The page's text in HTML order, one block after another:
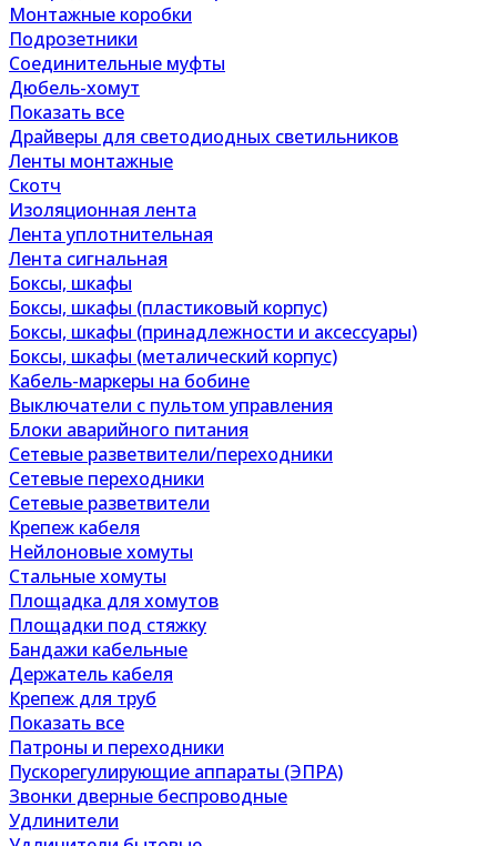
Монтажные коробки
Подрозетники
Соединительные муфты
Дюбель-хомут
Показать все
Драйверы для светодиодных светильников
Ленты монтажные
Скотч
Изоляционная лента
Лента уплотнительная
Лента сигнальная
Боксы, шкафы
Боксы, шкафы (пластиковый корпус)
Боксы, шкафы (принадлежности и аксессуары)
Боксы, шкафы (металический корпус)
Кабель-маркеры на бобине
Выключатели с пультом управления
Блоки аварийного питания
Сетевые разветвители/переходники
Сетевые переходники
Сетевые разветвители
Крепеж кабеля
Нейлоновые хомуты
Стальные хомуты
Площадка для хомутов
Площадки под стяжку
Бандажи кабельные
Держатель кабеля
Крепеж для труб
Показать все
Патроны и переходники
Пускорегулирующие аппараты (ЭПРА)
Звонки дверные беспроводные
Удлинители